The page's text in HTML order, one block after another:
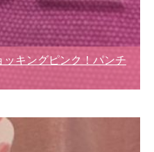
キングピンク！パンチ